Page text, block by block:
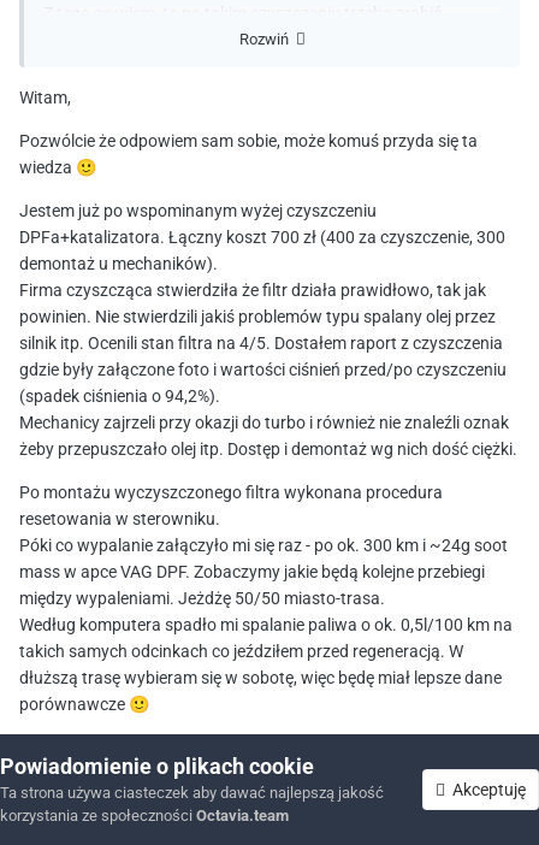
adaptację w VCDS. Na innych forach są jakieś szczątkowe
opisze?
Chciałbym zdemontować DPFa i oddać go do takiego
czyszczenia, bo wypala mi się już co ~150 km.
przy podobnych trasach co robię teraz.
W VAG DPF mam już Oils Ash Residue na poziomie 74%, więc
myślę że warto byłoby oddać już do czyszczenia. W
załączniku screen z apki, zaraz po zakończeniu wypalania.
Co do samego auta, to O3 RS 2.0 TDI 2014r, 188 tys.
przebiegu, chip na 218 KM.
Pozdrawiam🙂
Rozwiń
Witam,
Pozwólcie że odpowiem sam sobie, może komuś przyda się ta
wiedza 🙂
Jestem już po wspominanym wyżej czyszczeniu
DPFa+katalizatora. Łączny koszt 700 zł (400 za czyszczenie, 300
demontaż u mechaników).
Firma czyszcząca stwierdziła że filtr działa prawidłowo, tak jak
powinien. Nie stwierdzili jakiś problemów typu spalany olej przez
silnik itp. Ocenili stan filtra na 4/5. Dostałem raport z czyszczenia
gdzie były załączone foto i wartości ciśnień przed/po czyszczeniu
(spadek ciśnienia o 94,2%).
Mechanicy zajrzeli przy okazji do turbo i również nie znaleźli oznak
żeby przepuszczało olej itp. Dostęp i demontaż wg nich dość ciężki.
Po montażu wyczyszczonego filtra wykonana procedura
resetowania w sterowniku.
Póki co wypalanie załączyło mi się raz - po ok. 300 km i ~24g soot
mass w apce VAG DPF. Zobaczymy jakie będą kolejne przebiegi
między wypaleniami. Jeżdżę 50/50 miasto-trasa.
Według komputera spadło mi spalanie paliwa o ok. 0,5l/100 km na
takich samych odcinkach co jeździłem przed regeneracją. W
dłuższą trasę wybieram się w sobotę, więc będę miał lepsze dane
porównawcze 🙂
sprawdzenie tam pozostałych parametrów dpf - apka na telefon
jest dość okrojona.
Powiadomienie o plikach cookie
Ta strona używa ciasteczek aby dawać najlepszą jakość
korzystania ze społeczności Octavia.team
Akceptuję
Forum Nieprzeczytane Zaloguj się